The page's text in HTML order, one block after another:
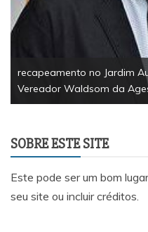
recapeamento no Jardim
Vereador Waldsom da
SOBRE ESTE SITE
Este pode ser um bom
seu site ou incluir créditos.